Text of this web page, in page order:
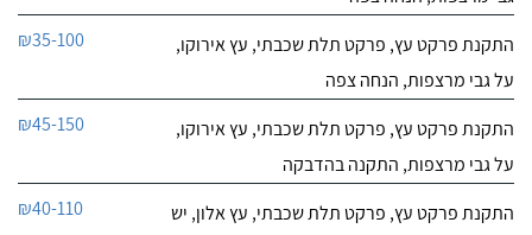
התקנת פרקט עץ, פרקט תלת שכבתי, עץ אירוקו,
על גבי מרצפות, הנחה צפה
₪35-100
התקנת פרקט עץ, פרקט תלת שכבתי, עץ אירוקו,
על גבי מרצפות, התקנה בהדבקה
₪45-150
התקנת פרקט עץ, פרקט תלת שכבתי, עץ אלון, יש
₪40-110